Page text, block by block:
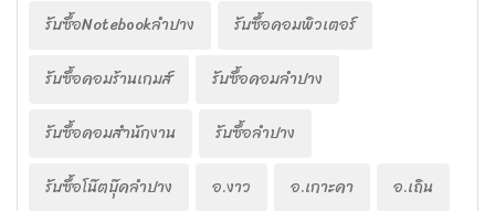
รับซื้อNotebookลำปาง
รับซื้อคอมพิวเตอร์
รับซื้อคอมร้านเกมส์
รับซื้อคอมลำปาง
รับซื้อคอมสำนักงาน
รับซื้อลำปาง
รับซื้อโน๊ตบุ๊คลำปาง
อ.งาว อ.เกาะคา
อ.เถิน